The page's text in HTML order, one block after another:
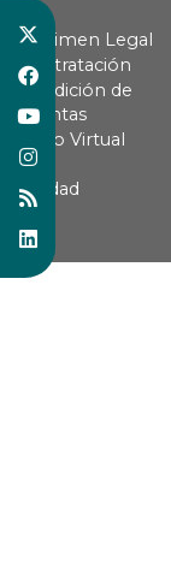
Régimen Legal
Contratación
Rendición de
cuentas
Pago Virtual
Calidad